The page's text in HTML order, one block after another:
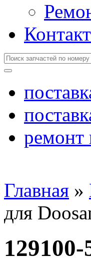
ремонт
Главная »
для